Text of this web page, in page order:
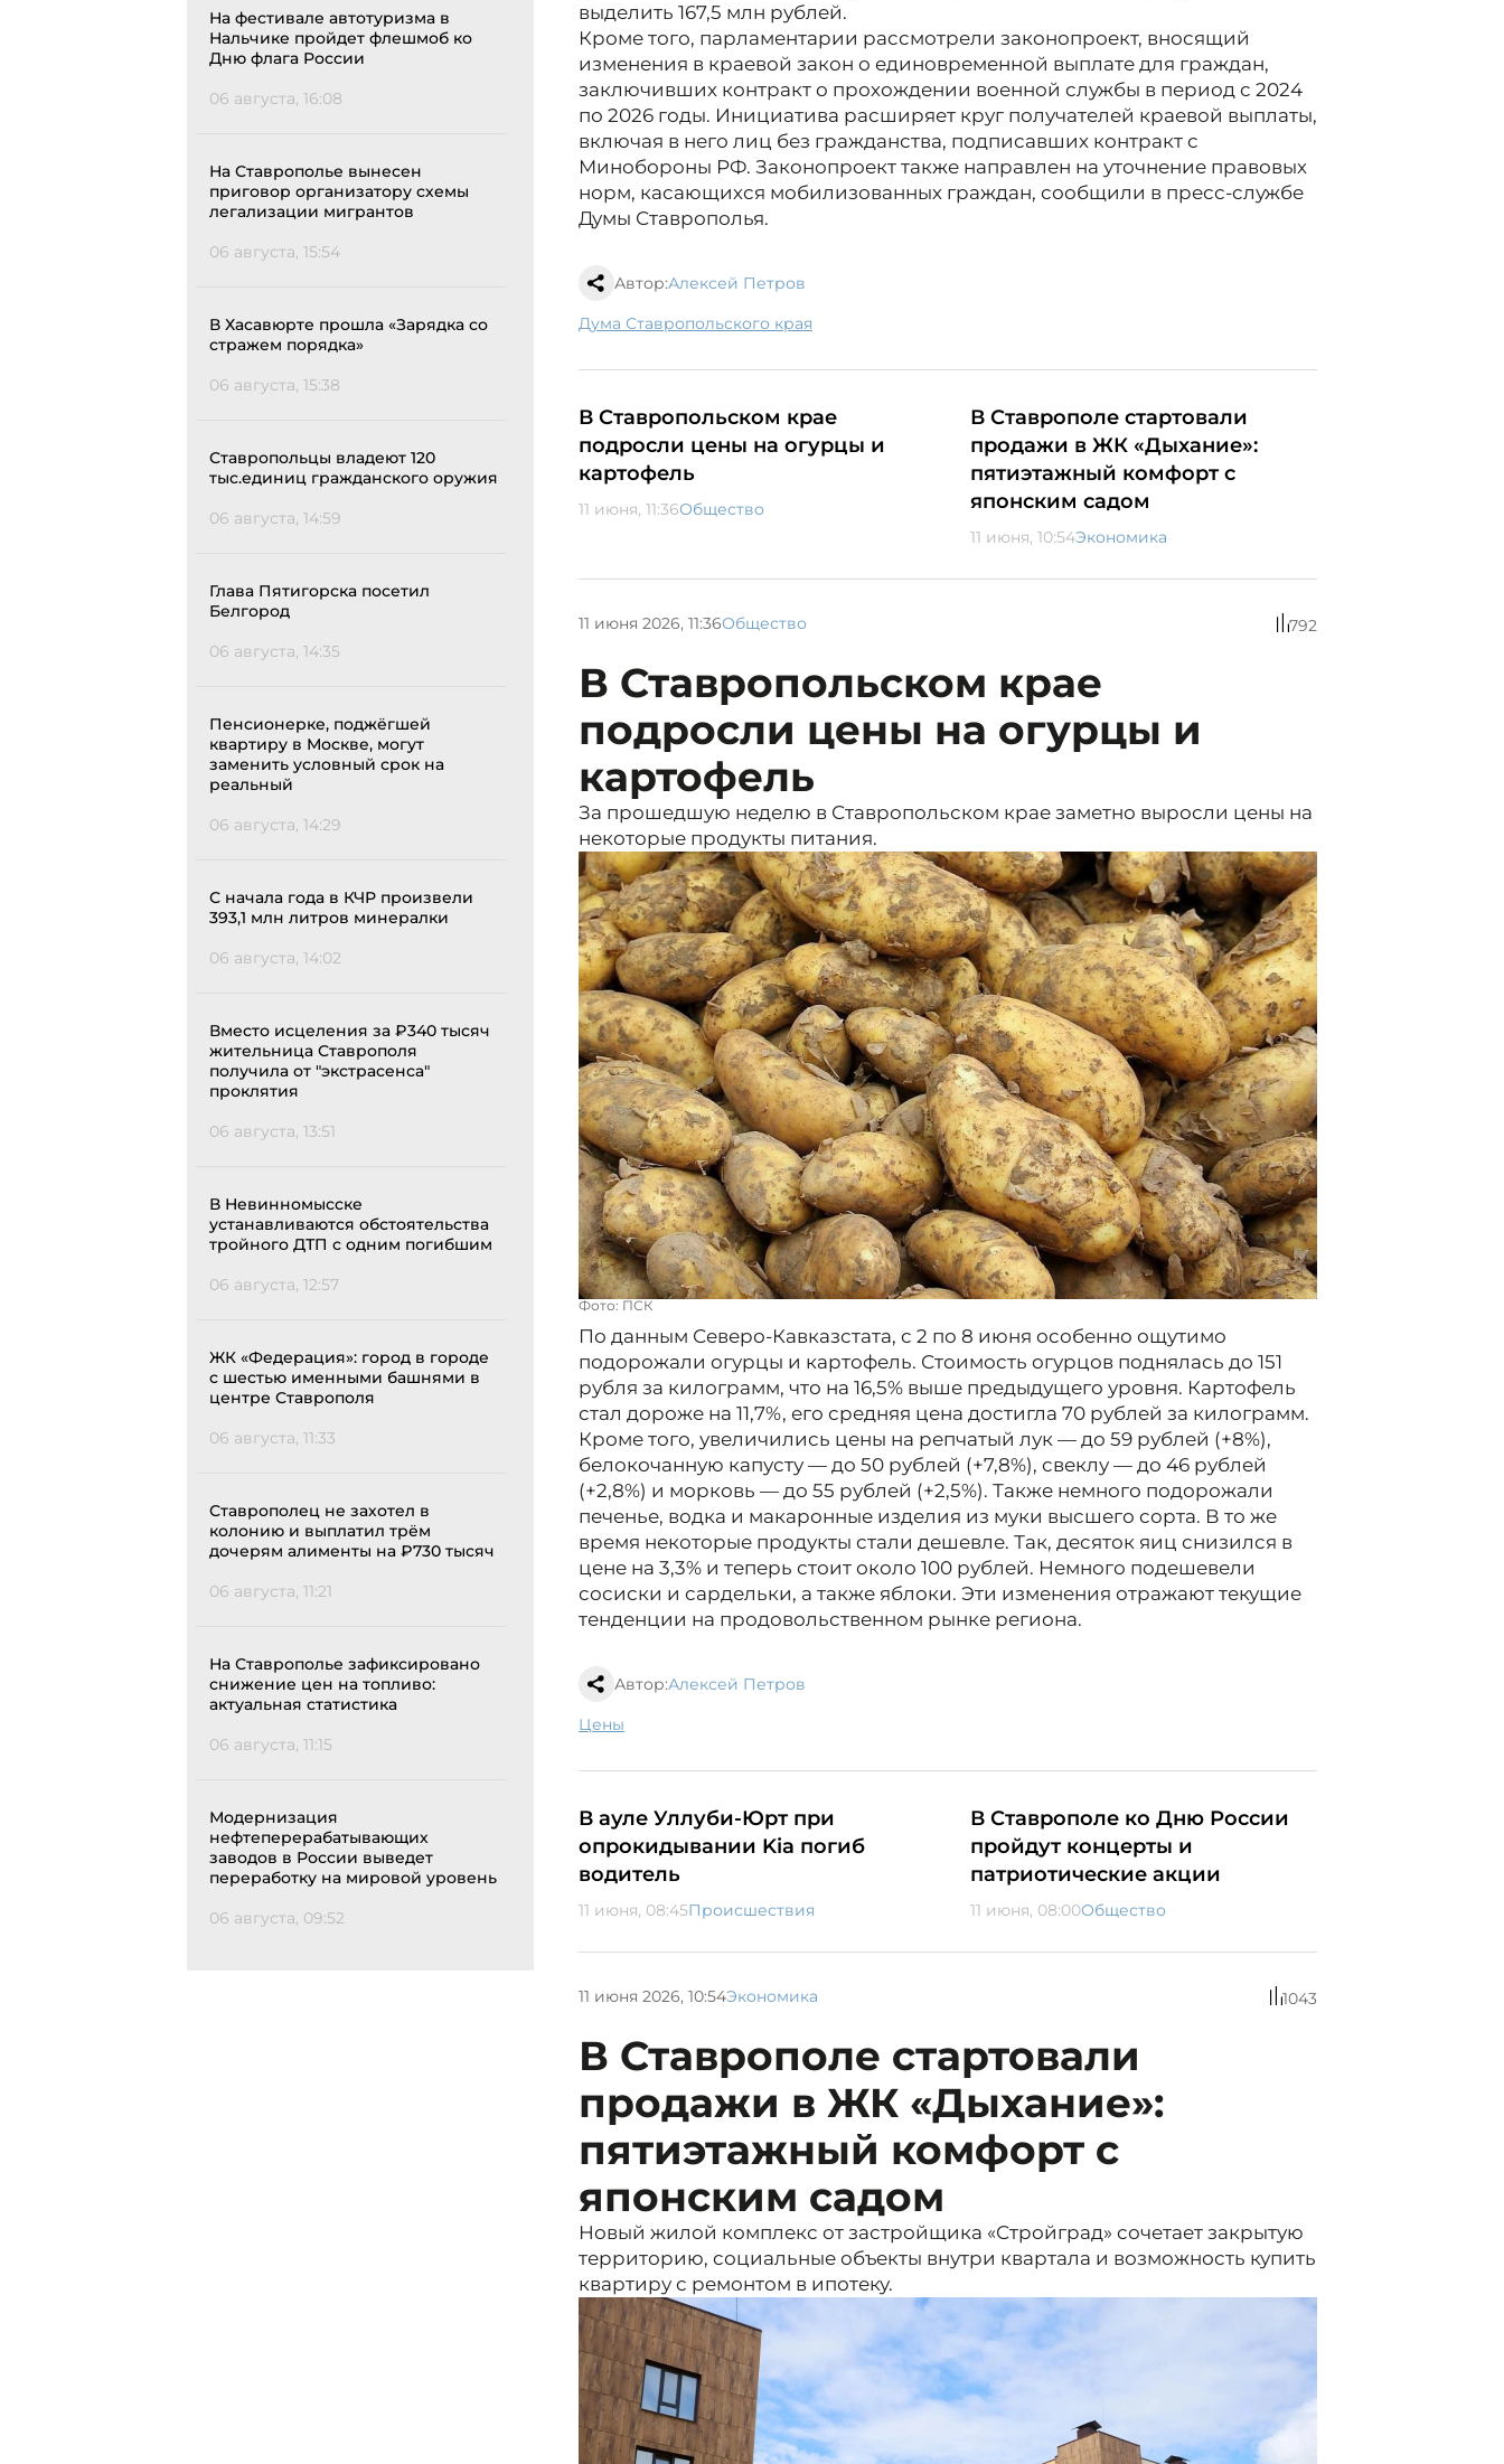
На фестивале автотуризма в
Нальчике пройдет флешмоб ко
Дню флага России
06 августа, 16:08
На Ставрополье вынесен
приговор организатору схемы
легализации мигрантов
06 августа, 15:54
В Хасавюрте прошла «Зарядка со
стражем порядка»
06 августа, 15:38
Ставропольцы владеют 120
тыс.единиц гражданского оружия
06 августа, 14:59
Глава Пятигорска посетил
Белгород
06 августа, 14:35
Пенсионерке, поджёгшей
квартиру в Москве, могут
заменить условный срок на
реальный
06 августа, 14:29
С начала года в КЧР произвели
393,1 млн литров минералки
06 августа, 14:02
Вместо исцеления за ₽340 тысяч
жительница Ставрополя
получила от "экстрасенса"
проклятия
06 августа, 13:51
В Невинномысске
устанавливаются обстоятельства
тройного ДТП с одним погибшим
06 августа, 12:57
ЖК «Федерация»: город в городе
с шестью именными башнями в
центре Ставрополя
06 августа, 11:33
Ставрополец не захотел в
колонию и выплатил трём
дочерям алименты на ₽730 тысяч
06 августа, 11:21
На Ставрополье зафиксировано
снижение цен на топливо:
актуальная статистика
06 августа, 11:15
Модернизация
нефтеперерабатывающих
заводов в России выведет
переработку на мировой уровень
06 августа, 09:52
выделить 167,5 млн рублей.
Кроме того, парламентарии рассмотрели законопроект, вносящий
изменения в краевой закон о единовременной выплате для граждан,
заключивших контракт о прохождении военной службы в период с 2024
по 2026 годы. Инициатива расширяет круг получателей краевой выплаты,
включая в него лиц без гражданства, подписавших контракт с
Минобороны РФ. Законопроект также направлен на уточнение правовых
норм, касающихся мобилизованных граждан, сообщили в пресс-службе
Думы Ставрополья.
Автор:Алексей Петров
Дума Ставропольского края
В Ставропольском крае
подросли цены на огурцы и
картофель
11 июня, 11:36Общество
В Ставрополе стартовали
продажи в ЖК «Дыхание»:
пятиэтажный комфорт с
японским садом
11 июня, 10:54Экономика
11 июня 2026, 11:36Общество 792
В Ставропольском крае
подросли цены на огурцы и
картофель
За прошедшую неделю в Ставропольском крае заметно выросли цены на
некоторые продукты питания.
Фото: ПСК
По данным Северо-Кавказстата, с 2 по 8 июня особенно ощутимо
подорожали огурцы и картофель. Стоимость огурцов поднялась до 151
рубля за килограмм, что на 16,5% выше предыдущего уровня. Картофель
стал дороже на 11,7%, его средняя цена достигла 70 рублей за килограмм.
Кроме того, увеличились цены на репчатый лук — до 59 рублей (+8%),
белокочанную капусту — до 50 рублей (+7,8%), свеклу — до 46 рублей
(+2,8%) и морковь — до 55 рублей (+2,5%). Также немного подорожали
печенье, водка и макаронные изделия из муки высшего сорта. В то же
время некоторые продукты стали дешевле. Так, десяток яиц снизился в
цене на 3,3% и теперь стоит около 100 рублей. Немного подешевели
сосиски и сардельки, а также яблоки. Эти изменения отражают текущие
тенденции на продовольственном рынке региона.
Автор:Алексей Петров
цены
В ауле Уллуби-Юрт при
опрокидывании Kia погиб
водитель
11 июня, 08:45Происшествия
В Ставрополе ко Дню России
пройдут концерты и
патриотические акции
11 июня, 08:00Общество
11 июня 2026, 10:54Экономика 1043
В Ставрополе стартовали
продажи в ЖК «Дыхание»:
пятиэтажный комфорт с
японским садом
Новый жилой комплекс от застройщика «Стройград» сочетает закрытую
территорию, социальные объекты внутри квартала и возможность купить
квартиру с ремонтом в ипотеку.